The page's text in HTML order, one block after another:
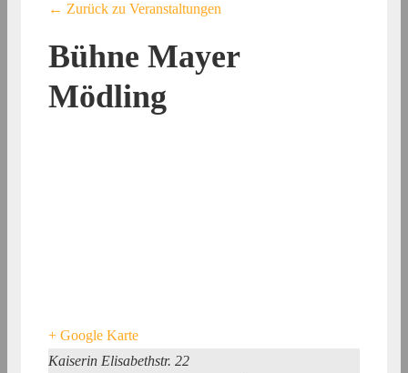
← Zurück zu Veranstaltungen
Bühne Mayer
Mödling
+ Google Karte
Kaiserin Elisabethstr. 22